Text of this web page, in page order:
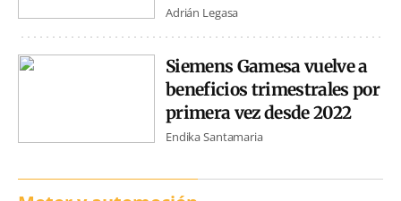
Adrián Legasa
Siemens Gamesa vuelve a
beneficios trimestrales por
primera vez desde 2022
Endika Santamaria